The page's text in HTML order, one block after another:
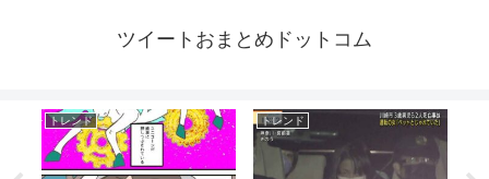
ツイートおまとめドットコム
トレンド トレンド